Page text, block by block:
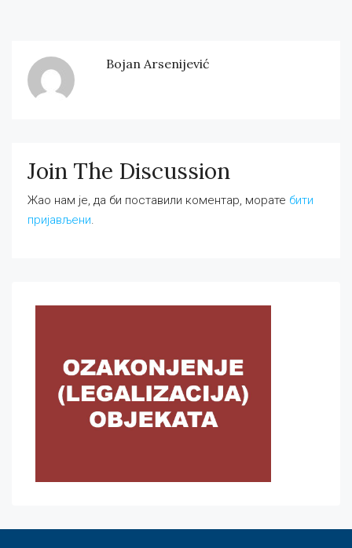
Bojan Arsenijević
Join The Discussion
Жао нам је, да би поставили коментар, морате бити
пријављени.